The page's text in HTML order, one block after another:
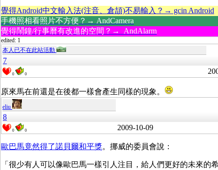
覺得Android中文輸入法(注音、倉頡)不易輸入？→ gcin Android
手機照相看照片不方便？→ AndCamera
覺得鬧鐘/行事曆有改進的空間？→ AndAlarm
edited: 1
本人已不在此站活動
7
0 0
原來馬在前還是在後都一樣會產生同樣的現象。
eliu
8
0 0 2009-10-09
歐巴馬竟然得了諾貝爾和平獎。挪威的委員會說：
「很少有人可以像歐巴馬一樣引人注目，給人們更好的未來的